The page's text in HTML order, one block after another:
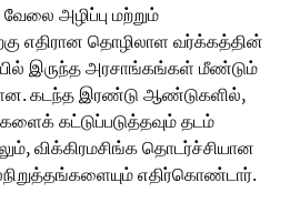
அழிப்பு மற்றும்
எதிரான தொழிலாள வர்க்கத்தின்
இருந்த அரசாங்கங்கள் மீண்டும்
கடந்த இரண்டு ஆண்டுகளில்,
கட்டுப்படுத்தவும் தடம்
விக்கிரமசிங்க தொடர்ச்சியான
எதிர்கொண்டார்.